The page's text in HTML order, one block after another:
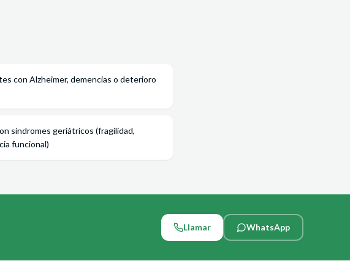
con Alzheimer, demencias o deterioro
síndromes geriátricos (fragilidad,
funcional)
Llamar WhatsApp